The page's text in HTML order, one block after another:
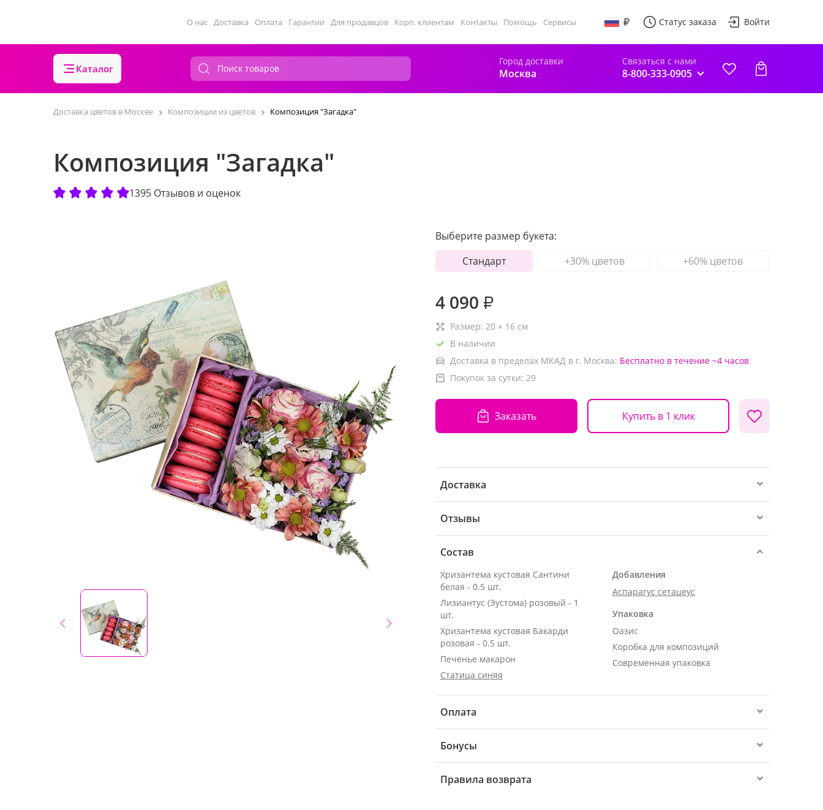
О нас Доставка Оплата Гарантии Для продавцов Корп. клиентам Контакты Помощь Сервисы Статус заказа Войти
Каталог
Город доставки
Москва
Связаться с нами
8-800-333-0905
Доставка цветов в Москве Композиции из цветов Композиция "Загадка"
Композиция "Загадка"
1395 Отзывов и оценок
Выберите размер букета:
Стандарт
+30% цветов +60% цветов
4 090 ₽
Размер: 20 × 16 см
В наличии
Доставка в пределах МКАД в г. Москва: Бесплатно в течение ~4 часов
Покупок за сутки: 29
Заказать Купить в 1 клик
Доставка
Отзывы
Состав
Хризантема кустовая Сантини
белая - 0.5 шт.
Лизиантус (Эустома) розовый - 1
шт.
Хризантема кустовая Бакарди
розовая - 0.5 шт.
Печенье макарон
Статица синяя
Добавления
Аспарагус сетацеус
Упаковка
Оазис
Коробка для композиций
Современная упаковка
Оплата
Бонусы
Правила возврата